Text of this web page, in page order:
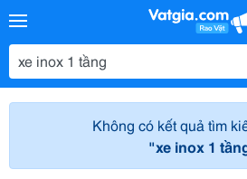
Không có kết quả tìm
"xe inox 1